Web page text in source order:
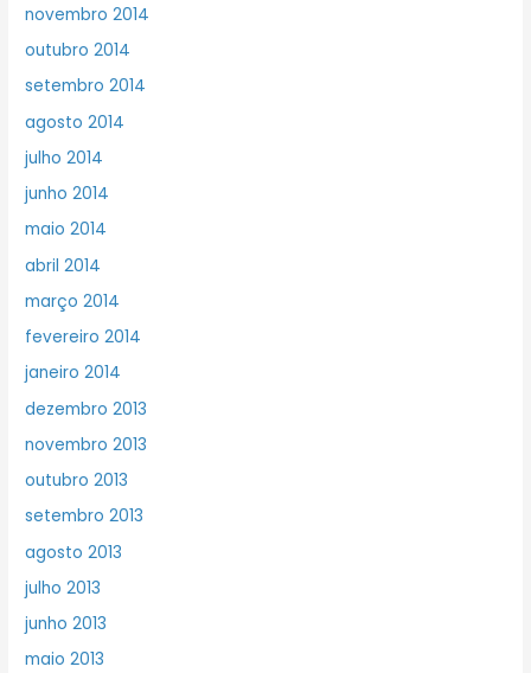
novembro 2014
outubro 2014
setembro 2014
agosto 2014
julho 2014
junho 2014
maio 2014
abril 2014
março 2014
fevereiro 2014
janeiro 2014
dezembro 2013
novembro 2013
outubro 2013
setembro 2013
agosto 2013
julho 2013
junho 2013
maio 2013